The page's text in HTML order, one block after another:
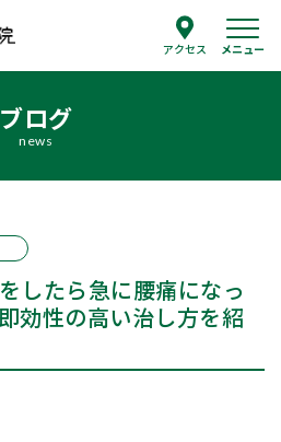
アクセス メニュー
ブログ
news
したら急に腰痛になっ
効性の高い治し方を紹